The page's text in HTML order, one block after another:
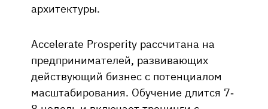
архитектуры.
Accelerate Prosperity рассчитана на
предпринимателей, развивающих
действующий бизнес с потенциалом
масштабирования. Обучение длится 7-